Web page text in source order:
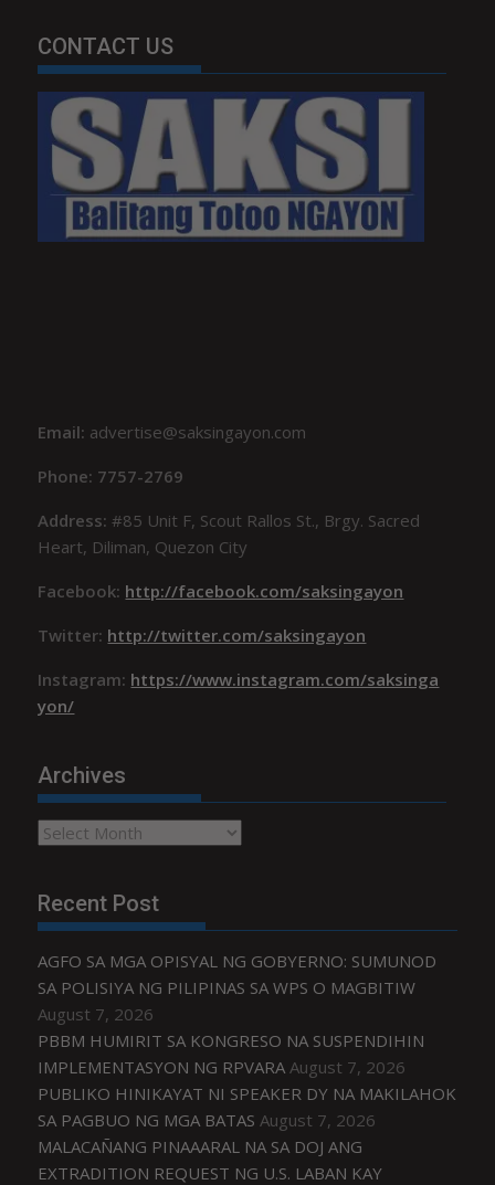
CONTACT US
Email: advertise@saksingayon.com
Phone: 7757-2769
Address:#85 Unit F, Scout Rallos St., Brgy. Sacred
Heart, Diliman, Quezon City
Facebook: http://facebook.com/saksingayon
Twitter: http://twitter.com/saksingayon
Instagram: https://www.instagram.com/saksinga
yon/
Archives
Archives
Recent Post
AGFO SA MGA OPISYAL NG GOBYERNO: SUMUNOD
SA POLISIYA NG PILIPINAS SA WPS O MAGBITIW
August 7, 2026
PBBM HUMIRIT SA KONGRESO NA SUSPENDIHIN
IMPLEMENTASYON NG RPVARA August 7, 2026
PUBLIKO HINIKAYAT NI SPEAKER DY NA MAKILAHOK
SA PAGBUO NG MGA BATAS August 7, 2026
MALACAÑANG PINAAARAL NA SA DOJ ANG
EXTRADITION REQUEST NG U.S. LABAN KAY